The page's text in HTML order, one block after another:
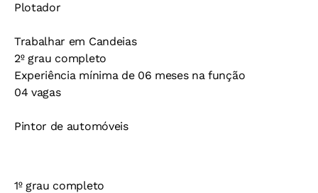
Plotador
Trabalhar em Candeias
2º grau completo
Experiência mínima de 06 meses na função
04 vagas
Pintor de automóveis
1º grau completo